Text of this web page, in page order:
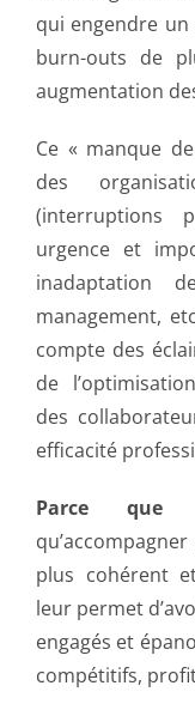
qui engendre un
burn-outs de
augmentation
Ce « manque
des
(interruptions
urgence et
inadaptation
management,
compte des
de
des
efficacité
Parce que
plus cohérent
leur permet
engagés et
compétitifs,